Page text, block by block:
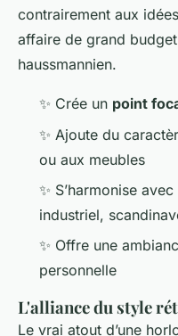
contrairement aux
affaire de grand
haussmannien.
✨ Crée un point
✨ Ajoute du
ou aux meubles
✨ S’harmonise
industriel,
✨ Offre une
personnelle
L'alliance du style
Le vrai atout d’une